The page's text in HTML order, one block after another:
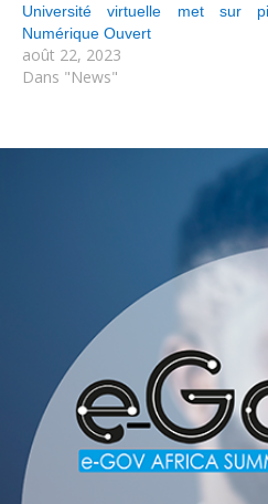
Université virtuelle met sur
Numérique Ouvert
août 22, 2023
Dans "News"